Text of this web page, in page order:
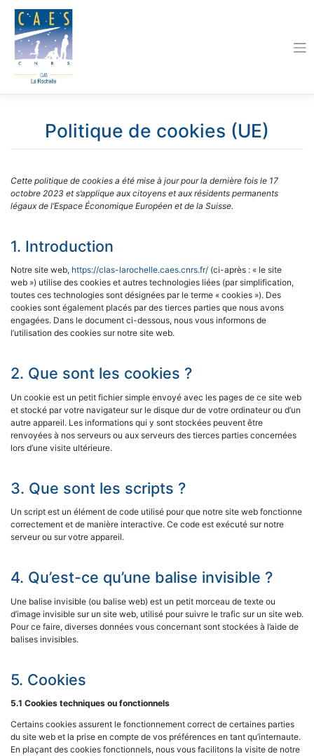
content
Politique de cookies (UE)
Cette politique de cookies a été mise à jour pour la dernière fois le 17
octobre 2023 et s’applique aux citoyens et aux résidents permanents
légaux de l’Espace Économique Européen et de la Suisse.
1. Introduction
Notre site web, https://clas-larochelle.caes.cnrs.fr/ (ci-après : « le site
web ») utilise des cookies et autres technologies liées (par simplification,
toutes ces technologies sont désignées par le terme « cookies »). Des
cookies sont également placés par des tierces parties que nous avons
engagées. Dans le document ci-dessous, nous vous informons de
l’utilisation des cookies sur notre site web.
2. Que sont les cookies ?
Un cookie est un petit fichier simple envoyé avec les pages de ce site web
et stocké par votre navigateur sur le disque dur de votre ordinateur ou d’un
autre appareil. Les informations qui y sont stockées peuvent être
renvoyées à nos serveurs ou aux serveurs des tierces parties concernées
lors d’une visite ultérieure.
3. Que sont les scripts ?
Un script est un élément de code utilisé pour que notre site web fonctionne
correctement et de manière interactive. Ce code est exécuté sur notre
serveur ou sur votre appareil.
4. Qu’est-ce qu’une balise invisible ?
Une balise invisible (ou balise web) est un petit morceau de texte ou
d’image invisible sur un site web, utilisé pour suivre le trafic sur un site web.
Pour ce faire, diverses données vous concernant sont stockées à l’aide de
balises invisibles.
5. Cookies
5.1 Cookies techniques ou fonctionnels
Certains cookies assurent le fonctionnement correct de certaines parties
du site web et la prise en compte de vos préférences en tant qu’internaute.
En plaçant des cookies fonctionnels, nous vous facilitons la visite de notre